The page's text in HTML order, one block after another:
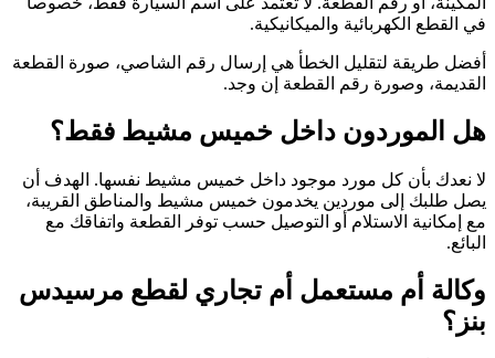
في القطع الكهربائية والميكانيكية.
أفضل طريقة لتقليل الخطأ هي إرسال رقم الشاصي، صورة القطعة
القديمة، وصورة رقم القطعة إن وجد.
هل الموردون داخل خميس مشيط فقط؟
لا نعدك بأن كل مورد موجود داخل خميس مشيط نفسها. الهدف أن
يصل طلبك إلى موردين يخدمون خميس مشيط والمناطق القريبة،
مع إمكانية الاستلام أو التوصيل حسب توفر القطعة واتفاقك مع
البائع.
وكالة أم مستعمل أم تجاري لقطع مرسيدس
بنز؟